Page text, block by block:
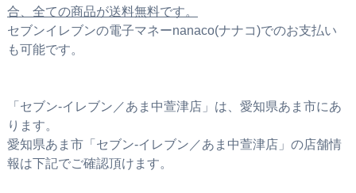
合、全ての商品が送料無料です。
セブンイレブンの電子マネーnanaco(ナナコ)でのお支払い
も可能です。
「セブン‐イレブン／あま中萱津店」は、愛知県あま市にあ
ります。
愛知県あま市「セブン‐イレブン／あま中萱津店」の店舗情
報は下記でご確認頂けます。